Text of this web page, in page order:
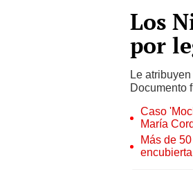
Los
por
Le
Documento
Caso
María
Más de
encubierta